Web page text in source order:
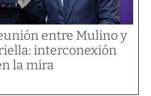
entre Mulino y
interconexión
la mira